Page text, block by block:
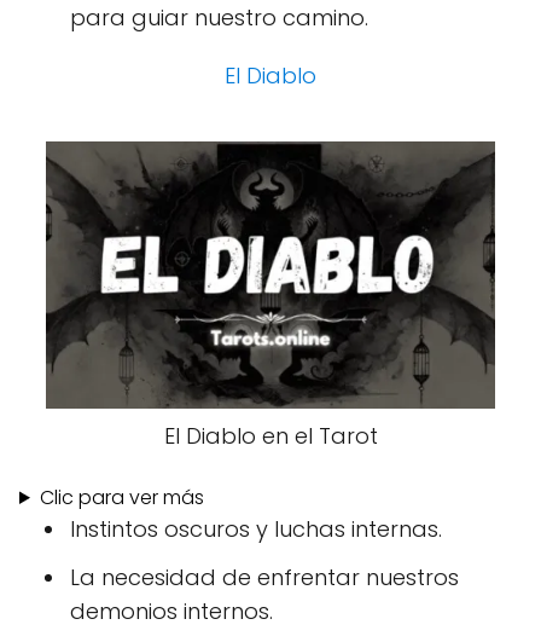
para guiar nuestro camino.
El Diablo
El Diablo en el Tarot
Clic para ver más
Instintos oscuros y luchas internas.
La necesidad de enfrentar nuestros
demonios internos.